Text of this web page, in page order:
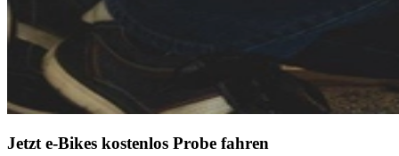
Jetzt e-Bikes kostenlos Probe fahren